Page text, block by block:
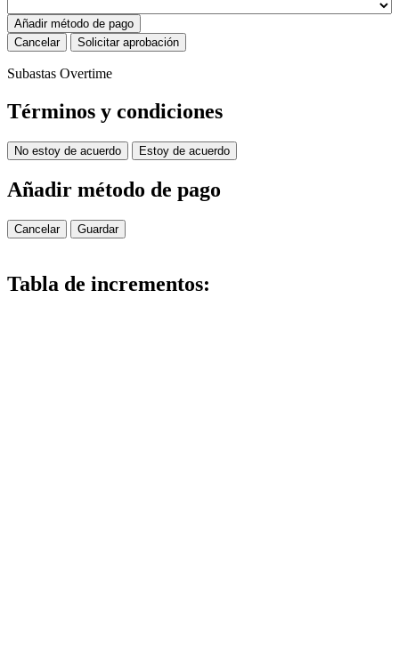
Añadir método de pago
Cancelar
Solicitar aprobación
Subastas Overtime
Términos y condiciones
No estoy de acuerdo Estoy de acuerdo
Añadir método de pago
Cancelar Guardar
Tabla de incrementos: